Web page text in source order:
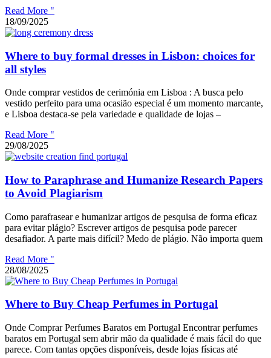
Read More "
18/09/2025
Where to buy formal dresses in Lisbon: choices for
all styles
Onde comprar vestidos de cerimónia em Lisboa : A busca pelo
vestido perfeito para uma ocasião especial é um momento marcante,
e Lisboa destaca-se pela variedade e qualidade de lojas –
Read More "
29/08/2025
How to Paraphrase and Humanize Research Papers
to Avoid Plagiarism
Como parafrasear e humanizar artigos de pesquisa de forma eficaz
para evitar plágio? Escrever artigos de pesquisa pode parecer
desafiador. A parte mais difícil? Medo de plágio. Não importa quem
Read More "
28/08/2025
Where to Buy Cheap Perfumes in Portugal
Onde Comprar Perfumes Baratos em Portugal Encontrar perfumes
baratos em Portugal sem abrir mão da qualidade é mais fácil do que
parece. Com tantas opções disponíveis, desde lojas físicas até